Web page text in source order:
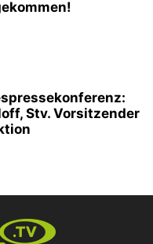
Stv. Vorsitzender